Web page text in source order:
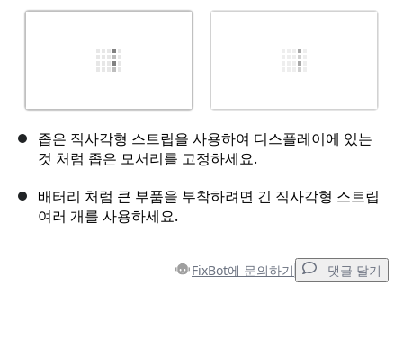
좁은 직사각형 스트립을 사용하여 디스플레이에 있는
것 처럼 좁은 모서리를 고정하세요.
배터리 처럼 큰 부품을 부착하려면 긴 직사각형 스트립
여러 개를 사용하세요.
FixBot에 문의하기 댓글 달기